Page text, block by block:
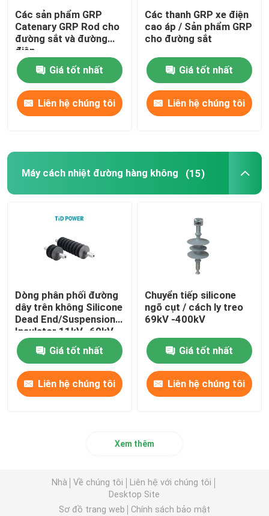
Các sản phẩm GRP
Catenary GRP Rod cho
đường sắt và đường
điện
Giá tốt nhất
Liên hệ chúng tôi
Các thanh GRP xe điện
cao áp / Sản phẩm GRP
cho đường sắt
Giá tốt nhất
Liên hệ chúng tôi
Máy cách nhiệt đường hàng không (15)
Dòng phân phối đường
dây trên không Silicone
Dead End/Suspension
Insulator 11kV -69kV
Giá tốt nhất
Liên hệ chúng tôi
Chuyển tiếp silicone
ngõ cụt / cách ly treo
69kV -400kV
Giá tốt nhất
Liên hệ chúng tôi
Xem thêm
Nhà Về chúng tôi
Liên hệ với chúng tôi
Desktop Site
Sơ đồ trang web
Chính sách bảo mật